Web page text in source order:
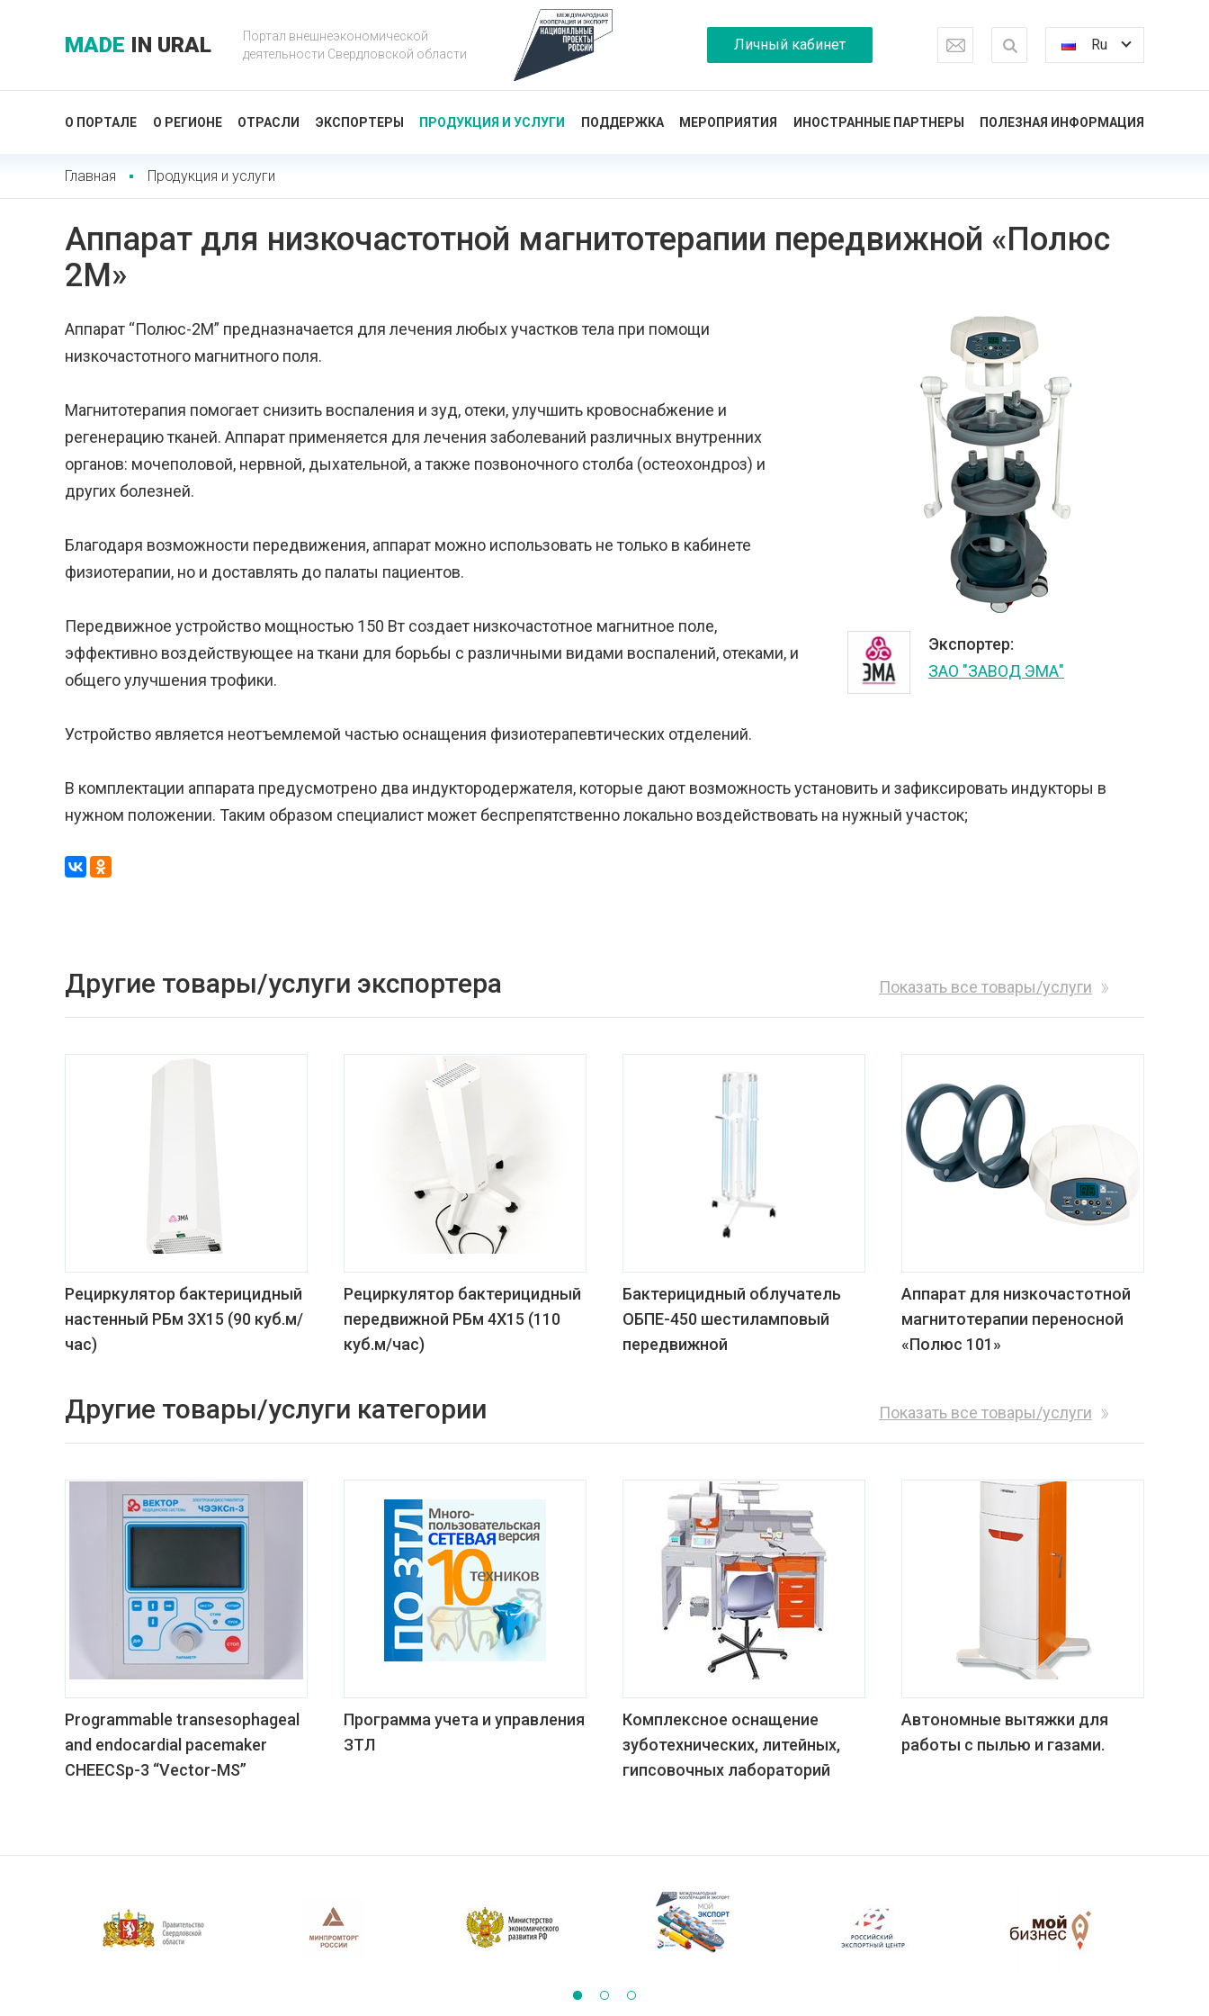
MADE IN URAL
Портал внешнеэкономической
деятельности Свердловской области
Личный кабинет Ru
О ПОРТАЛЕ О РЕГИОНЕ ОТРАСЛИ ЭКСПОРТЕРЫ ПРОДУКЦИЯ И УСЛУГИ ПОДДЕРЖКА МЕРОПРИЯТИЯ ИНОСТРАННЫЕ ПАРТНЕРЫ ПОЛЕЗНАЯ ИНФОРМАЦИЯ
Главная Продукция и услуги
Аппарат для низкочастотной магнитотерапии передвижной «Полюс
2М»
Экспортер:
ЗАО "ЗАВОД ЭМА"
Аппарат “Полюс-2М” предназначается для лечения любых участков тела при помощи
низкочастотного магнитного поля.
Магнитотерапия помогает снизить воспаления и зуд, отеки, улучшить кровоснабжение и
регенерацию тканей. Аппарат применяется для лечения заболеваний различных внутренних
органов: мочеполовой, нервной, дыхательной, а также позвоночного столба (остеохондроз) и
других болезней.
Благодаря возможности передвижения, аппарат можно использовать не только в кабинете
физиотерапии, но и доставлять до палаты пациентов.
Передвижное устройство мощностью 150 Вт создает низкочастотное магнитное поле,
эффективно воздействующее на ткани для борьбы с различными видами воспалений, отеками, и
общего улучшения трофики.
Устройство является неотъемлемой частью оснащения физиотерапевтических отделений.
В комплектации аппарата предусмотрено два индуктородержателя, которые дают возможность установить и зафиксировать индукторы в
нужном положении. Таким образом специалист может беспрепятственно локально воздействовать на нужный участок;
Другие товары/услуги экспортера Показать все товары/услуги
Рециркулятор бактерицидный
настенный РБм 3Х15 (90 куб.м/
час)
Рециркулятор бактерицидный
передвижной РБм 4Х15 (110
куб.м/час)
Бактерицидный облучатель
ОБПЕ-450 шестиламповый
передвижной
Аппарат для низкочастотной
магнитотерапии переносной
«Полюс 101»
Другие товары/услуги категории Показать все товары/услуги
Programmable transesophageal
and endocardial pacemaker
CHEECSp-3 “Vector-MS”
Программа учета и управления
ЗТЛ
Комплексное оснащение
зуботехнических, литейных,
гипсовочных лабораторий
Автономные вытяжки для
работы с пылью и газами.